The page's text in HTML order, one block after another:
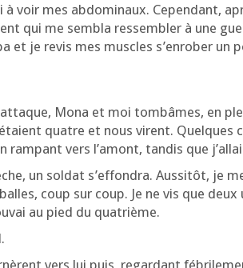
à voir mes abdo­mi­naux. Cepen­dant,
qui me sem­bla res­sem­bler à une
et je revis mes muscles s’en­ro­ber un
Mona et moi tom­bâmes, en
quatre et nous virent. Quelques
vers l’a­mont, tan­dis que
un sol­dat s’ef­fon­dra. Aus­si­tôt, je
coup sur coup. Je ne vis que
au pied du quatrième.
vers lui puis, regar­dant